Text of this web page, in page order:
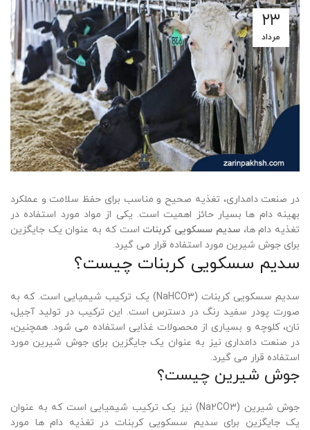
۲۳
مرداد
در صنعت دامداری، تغذیه صحیح و مناسب برای حفظ سلامت و عملکرد
بهینه دام ها بسیار حائز اهمیت است. یکی از مواد مورد استفاده در
تغذیه دام ها،سدیم سسکویی کربنات است که به عنوان یک جایگزین
برای جوش شیرین مورد استفاده قرار می گیرد.
سدیم سسکویی کربنات چیست؟
سدیم سسکویی کربنات (NaHCO3) یک ترکیب شیمیایی است. که به
صورت پودر سفید رنگ در دسترس است. این ترکیب در تولید آجیل،
نان، کلوچه و بسیاری از محصولات غذایی استفاده می شود. همچنین،
در صنعت دامداری نیز به عنوان یک جایگزین برای جوش شیرین مورد
استفاده قرار می گیرد.
جوش شیرین چیست؟
جوش شیرین (Na2CO3) نیز یک ترکیب شیمیایی است که به عنوان
یک جایگزین برای سدیم سسکویی کربنات در تغذیه دام ها مورد